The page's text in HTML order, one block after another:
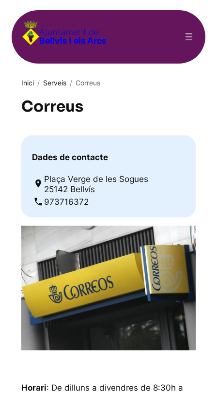
contingut
Ajuntament de
Bellvís i els Arcs
Inici / Serveis / Correus
Correus
Dades de contacte
Plaça Verge de les Sogues
25142 Bellvís
973716372
Horari: De dilluns a divendres de 8:30h a